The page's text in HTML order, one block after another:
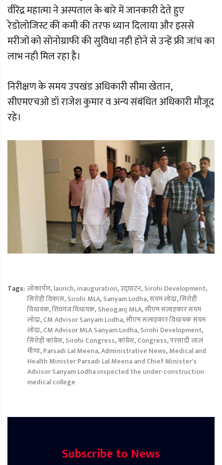
वीरेंद्र महात्मा ने अस्पताल के बारे में जानकारी देते हुए
रेडोलोजिस्ट की कमी की तरफ ध्यान दिलाया और इससे
मरीजों को सोनोग्राफी की सुविधा नही होने से उन्हें फ्री जांच का
लाभ नही मिल रहा है।
निरीक्षण के समय उपखंड अधिकारी सीमा खेतान,
सीएमएचओ डॉ राजेश कुमार व अन्य संबंधित अधिकारी मौजूद
रहे।
Tags: लोकार्पण,launch,inauguration,उद्घाटन,Sirohi Development,
सिरोही विकास,Sirohi MLA,Sanyam Lodha,संयम लोढा,सिरोही
विधायक,शिवगंज विधायक,Sheoganj MLA,सीएम सलाहकार संयम
लोढा,CM Advisor Sanyam Lodha,सीएम सलाहकार विधायक संयम
लोढा,CM Advisor MLA Sanyam Lodha,Sirohi Development,
सिरोही कांग्रेस,Sirohi Congress,कांग्रेस,Congress,परसादी लाल
मीणा,Parsadi Lal Meena,Administrative News,Medical and
Health Minister Parsadi Lal Meena and Chief Minister's
Advisor Sanyam Lodha inspected the under-construction
medical college
Subscribe to News